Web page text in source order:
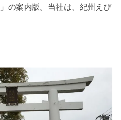
の案内版。当社は、紀州えび